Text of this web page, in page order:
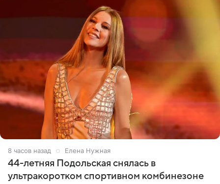
8 часов назад Елена Нужная
44-летняя Подольская снялась в
ультракоротком спортивном комбинезоне